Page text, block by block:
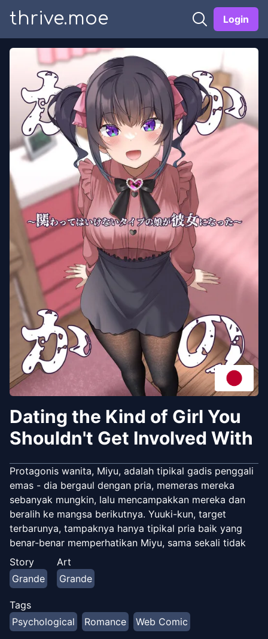
thrive.moe Login
Dating the Kind of Girl You
Shouldn't Get Involved With
Protagonis wanita, Miyu, adalah tipikal gadis penggali
emas - dia bergaul dengan pria, memeras mereka
sebanyak mungkin, lalu mencampakkan mereka dan
beralih ke mangsa berikutnya. Yuuki-kun, target
terbarunya, tampaknya hanya tipikal pria baik yang
benar-benar memperhatikan Miyu, sama sekali tidak
menyadari niatnya. Namun, ada sesuatu yang berbeda
pada dirinya yang membuat Miyu tidak dapat
menjalankan rencananya yang biasa...
Story
Grande
Art
Grande
Tags
Psychological
Romance Web Comic